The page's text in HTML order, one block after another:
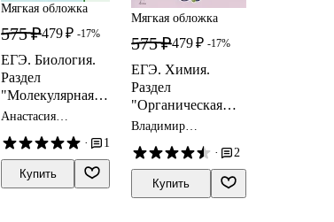
Мягкая обложка
575 ₽479 ₽ -17%
ЕГЭ. Биология.
Раздел
"Молекулярная
биология".
тренировочные
задания
Анастасия
·
1
Купить
Мягкая обложка
575 ₽479 ₽ -17%
ЕГЭ. Химия.
Раздел
"Органическая
химия". 10-11
решения.
Тренировочная
тетрадь
Владимир
·
2
Купить